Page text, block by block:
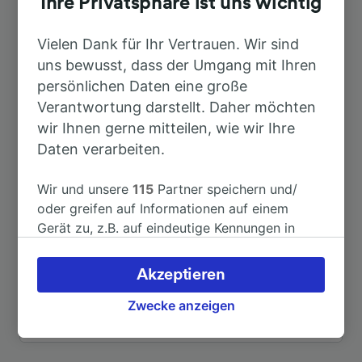
Nach Mannheim Hbf
Nach Stuttgart Hbf 38min
Nach Stuttgart Flughafen/Messe 47min
Nach Flughafen Wien
Vielen Dank für Ihr Vertrauen. Wir sind
uns bewusst, dass der Umgang mit Ihren
persönlichen Daten eine große
Verantwortung darstellt. Daher möchten
wir Ihnen gerne mitteilen, wie wir Ihre
Daten verarbeiten.
Wir und unsere115 Partner speichern und/
oder greifen auf Informationen auf einem
Gerät zu, z.B. auf eindeutige Kennungen in
verarbeiten. Sie können Ihre Präferenzen
akzeptieren oder verwalten, einschließlich
Ihres Widerspruchsrechts bei berechtigtem
Zwecke anzeigen
Akzeptieren